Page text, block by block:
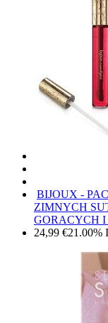
BIJOUX -
ZIMNYCH
GORACYCH
24,99 €21.00%